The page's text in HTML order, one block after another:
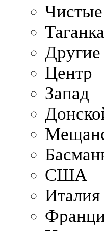
Таганка
Центр
Запад
США
Италия